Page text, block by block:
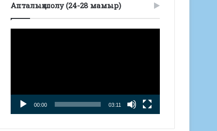
Апталық шолу (24-28 мамыр)
00:00 03:11